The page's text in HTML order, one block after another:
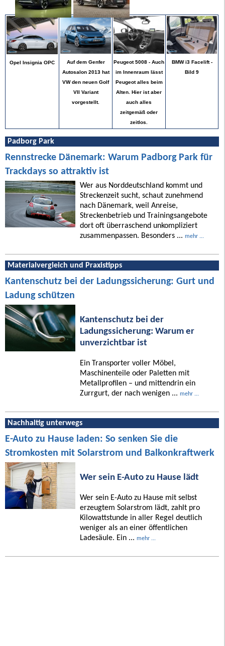
Opel Insignia OPC
Auf dem Genfer
Autosalon 2013 hat
VW den neuen Golf
VII Variant
vorgestellt.
Peugeot 5008 - Auch
im Innenraum lässt
Peugeot alles beim
Alten. Hier ist aber
auch alles
zeitgemäß oder
zeitlos.
BMW i3 Facelift -
Bild 9
Padborg Park
Rennstrecke Dänemark: Warum Padborg Park für
Trackdays so attraktiv ist
Wer aus Norddeutschland kommt und
Streckenzeit sucht, schaut zunehmend
nach Dänemark, weil Anreise,
Streckenbetrieb und Trainingsangebote
dort oft überraschend unkompliziert
zusammenpassen. Besonders ... mehr ...
Materialvergleich und Praxistipps
Kantenschutz bei der Ladungssicherung: Gurt und
Ladung schützen
Kantenschutz bei der
Ladungssicherung: Warum er
unverzichtbar ist
Ein Transporter voller Möbel,
Maschinenteile oder Paletten mit
Metallprofilen – und mittendrin ein
Zurrgurt, der nach wenigen ... mehr ...
Nachhaltig unterwegs
E-Auto zu Hause laden: So senken Sie die
Stromkosten mit Solarstrom und Balkonkraftwerk
Wer sein E-Auto zu Hause lädt
Wer sein E-Auto zu Hause mit selbst
erzeugtem Solarstrom lädt, zahlt pro
Kilowattstunde in aller Regel deutlich
weniger als an einer öffentlichen
Ladesäule. Ein ... mehr ...